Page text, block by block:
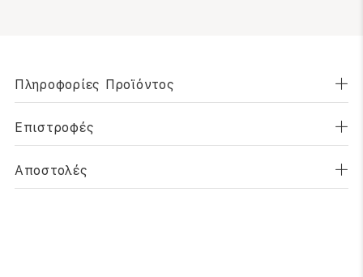
Πληροφορίες Προϊόντος
Επιστροφές
Αποστολές